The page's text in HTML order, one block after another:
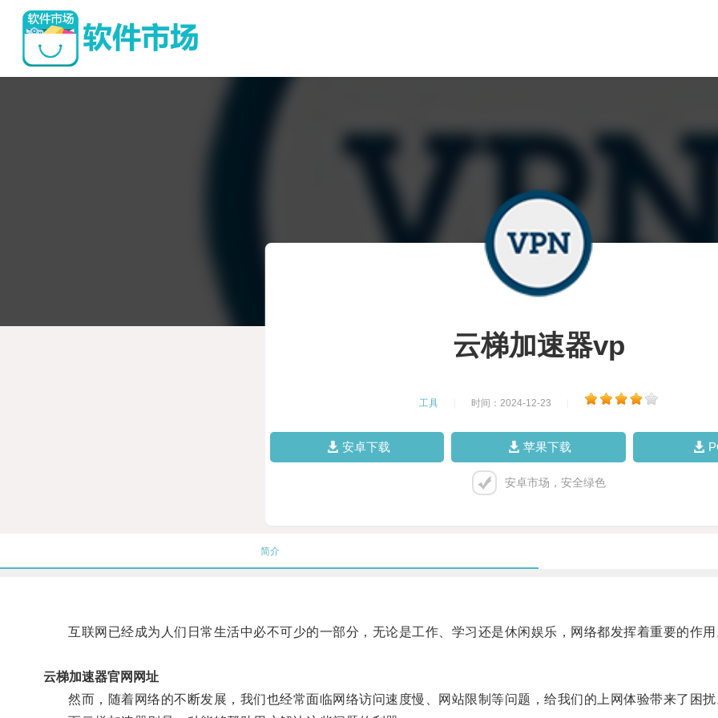
云梯加速器vp
工具 时间：2024-12-23
安卓下载 苹果下载
安卓市场，安全绿色
简介
互联网已经成为人们日常生活中必不可少的一部分，无论是工作、学习还是休闲娱乐，网络都发挥着重要的作用
云梯加速器官网网址
然而，随着网络的不断发展，我们也经常面临网络访问速度慢、网站限制等问题，给我们的上网体验带来了困扰